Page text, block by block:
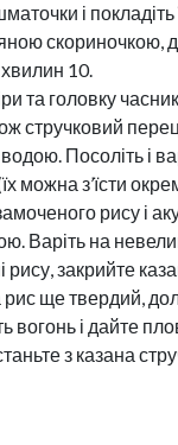
і
10.
та головку
стручковий
Посоліть і
можна з’їсти
рису і
Варіть на
закрийте
ще твердий,
вогонь і дайте
з казана